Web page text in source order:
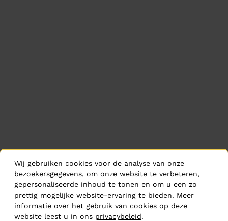
Wij gebruiken cookies voor de analyse van onze
bezoekersgegevens, om onze website te verbeteren,
gepersonaliseerde inhoud te tonen en om u een zo
prettig mogelijke website-ervaring te bieden. Meer
informatie over het gebruik van cookies op deze
website leest u in ons privacybeleid.